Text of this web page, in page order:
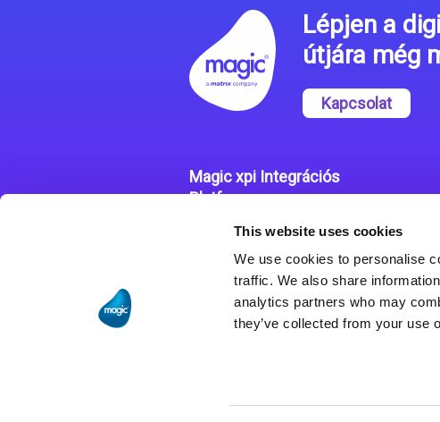
This website uses cookies
We use cookies to personalise
traffic. We also share
analytics partners who may
they’ve collected from your use
Lépjen a
útjára még
Kapcsolat
Magic xpi Integrációs
Platform
Integrációs Platform
Sikertörténetek